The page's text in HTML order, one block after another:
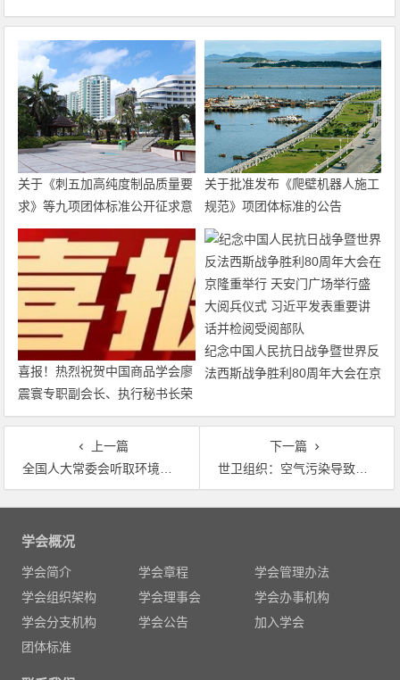
关于《刺五加高纯度制品质量要
求》等九项团体标准公开征求意
见的通知
关于批准发布《爬壁机器人施工
规范》项团体标准的公告
喜报！热烈祝贺中国商品学会廖
震寰专职副会长、执行秘书长荣
获农工党中央表彰
纪念中国人民抗日战争暨世界反
法西斯战争胜利80周年大会在京
阅兵仪式 习近平发表重要讲话
并检阅受阅部队
上一篇
全国人大常委会听取环境状况和环境保护目标完成情况报告 生态环境部部长李干杰受国务院委托作2017年度报告
下一篇
世卫组织：空气污染导致全球每年７００万人死亡
文
学会概况
学会简介 学会章程
学会管理办法
学会组织架构
学会理事会
学会办事机构
学会分支机构
学会公告
加入学会
团体标准